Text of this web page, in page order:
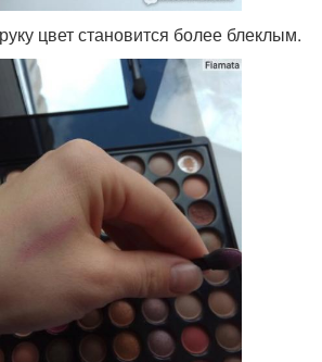
цвет становится более блеклым.